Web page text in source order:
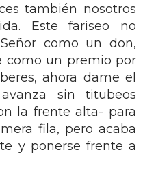
también nosotros
Este fariseo no
como un don,
como un premio por
ahora dame el
sin titubeos
la frente alta- para
fila, pero acaba
y ponerse frente a